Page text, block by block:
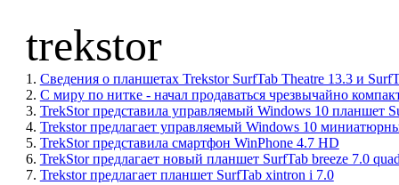
trekstor
1. Сведения о планшетах Trekstor SurfTab Theatre 13.3 и
2. С миру по нитке - начал продаваться чрезвычайно
3. TrekStor представила управляемый Windows 10 планшет
4. Trekstor предлагает управляемый Windows 10
5. TrekStor представила смартфон WinPhone 4.7 HD
6. TrekStor предлагает новый планшет SurfTab breeze 7.0
7. Trekstor предлагает планшет SurfTab xintron i 7.0